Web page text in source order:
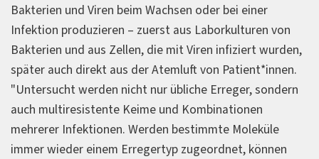
Bakterien und Viren beim Wachsen oder bei einer
Infektion produzieren – zuerst aus Laborkulturen von
Bakterien und aus Zellen, die mit Viren infiziert wurden,
später auch direkt aus der Atemluft von Patient*innen.
"Untersucht werden nicht nur übliche Erreger, sondern
auch multiresistente Keime und Kombinationen
mehrerer Infektionen. Werden bestimmte Moleküle
immer wieder einem Erregertyp zugeordnet, können